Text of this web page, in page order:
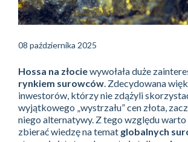
08 października 2025
Hossa na złociewywołała duże
rynkiem surowców. Zdecydowana
inwestorów, którzy nie zdążyli
wyjątkowego „wystrzału” cen złota,
niego alternatywy. Z tego względu
zbierać wiedzę na temat globalnych